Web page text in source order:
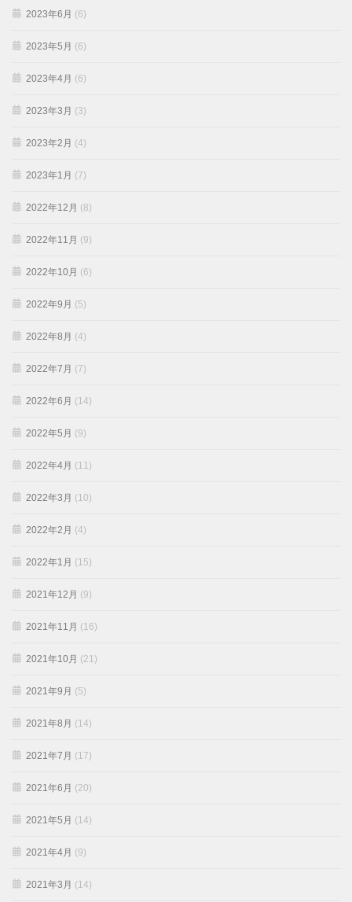
2023年6月 (6)
2023年5月 (6)
2023年4月 (6)
2023年3月 (3)
2023年2月 (4)
2023年1月 (7)
2022年12月 (8)
2022年11月 (9)
2022年10月 (6)
2022年9月 (5)
2022年8月 (4)
2022年7月 (7)
2022年6月 (14)
2022年5月 (9)
2022年4月 (11)
2022年3月 (10)
2022年2月 (4)
2022年1月 (15)
2021年12月 (9)
2021年11月 (16)
2021年10月 (21)
2021年9月 (5)
2021年8月 (14)
2021年7月 (17)
2021年6月 (20)
2021年5月 (14)
2021年4月 (9)
2021年3月 (14)